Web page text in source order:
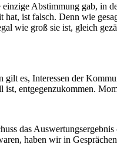
Abstimmung gab, in
hat, ist falsch. Denn wie
wie groß sie ist, gleich
es, Interessen der
entgegenzukommen.
das
haben wir in